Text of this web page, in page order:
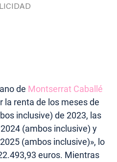
de Montserrat Caballé
la renta de los meses de
inclusive) de 2023, las
(ambos inclusive) y
(ambos inclusive)», lo
euros. Mientras